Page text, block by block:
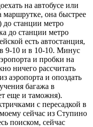
на автобусе или
она быстрее
до станции метро
до станции метро
есть автостанция,
9-10 и в 10-10. Минус
и пробки на
ничего рассчитать
аэропорта и опоздать
багажа в
еще и таможня).
с пересадкой в
сейчас из Ступино
поиском, сейчас